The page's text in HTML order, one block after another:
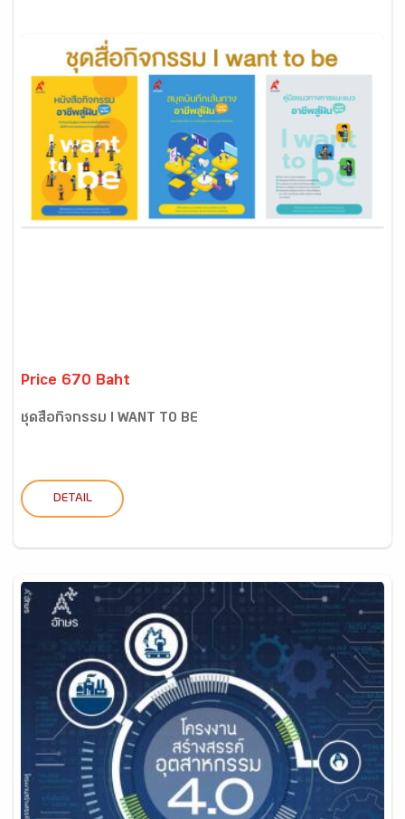
Price 670 Baht
ชุดสื่อกิจกรรม I WANT TO BE
DETAIL